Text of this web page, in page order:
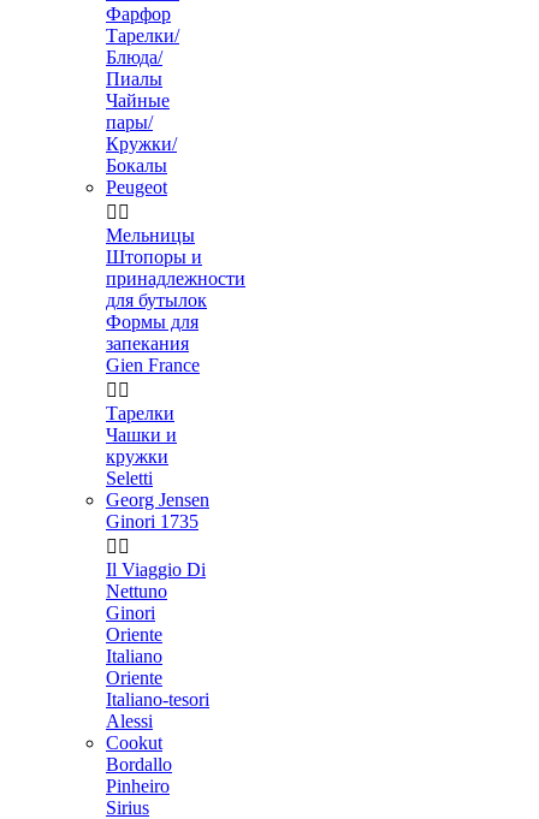
Фарфор
Тарелки/
Блюда/
Пиалы
Чайные
пары/
Кружки/
Бокалы
Peugeot
 
Мельницы
Штопоры и
принадлежности
для бутылок
Формы для
запекания
Gien France
 
Тарелки
Чашки и
кружки
Seletti
Georg Jensen
Ginori 1735
 
Il Viaggio Di
Nettuno
Ginori
Oriente
Italiano
Oriente
Italiano-tesori
Alessi
Cookut
Bordallo
Pinheiro
Sirius